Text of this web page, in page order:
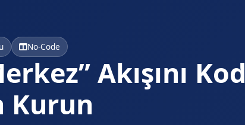
No-Code
Akışını Kod
Kurun